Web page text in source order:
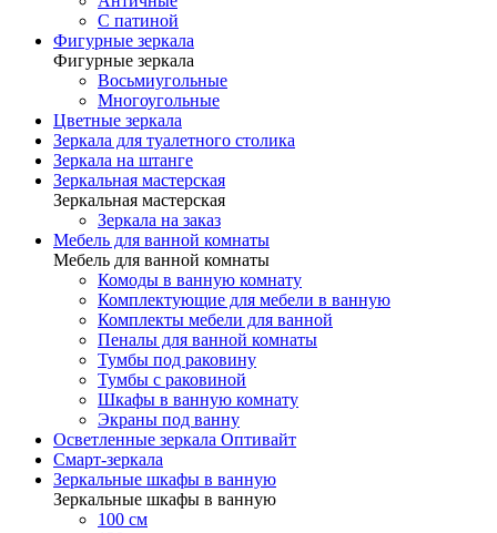
С патиной
Фигурные зеркала
Фигурные зеркала
Восьмиугольные
Многоугольные
Цветные зеркала
Зеркала для туалетного столика
Зеркала на штанге
Зеркальная мастерская
Зеркальная мастерская
Зеркала на заказ
Мебель для ванной комнаты
Мебель для ванной комнаты
Комоды в ванную комнату
Комплектующие для мебели в ванную
Комплекты мебели для ванной
Пеналы для ванной комнаты
Тумбы под раковину
Тумбы с раковиной
Шкафы в ванную комнату
Экраны под ванну
Осветленные зеркала Оптивайт
Смарт-зеркала
Зеркальные шкафы в ванную
Зеркальные шкафы в ванную
100 см